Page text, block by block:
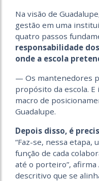
Na visão de
gestão em uma
quatro passos
responsabilidade
onde a escola
— Os mantenedores
propósito da escola.
macro de
Guadalupe.
Depois disso, é
“Faz-se, nessa etapa,
função de cada
até o porteiro”,
descritivo que se